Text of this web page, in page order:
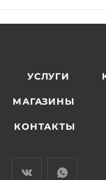
УСЛУГИ
МАГАЗИНЫ
КОНТАКТЫ